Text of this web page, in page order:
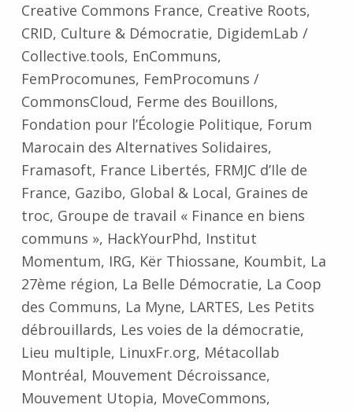
Creative Commons France, Creative Roots,
CRID, Culture & Démocratie, DigidemLab /
Collective.tools, EnCommuns,
FemProcomunes, FemProcomuns /
CommonsCloud, Ferme des Bouillons,
Fondation pour l’Écologie Politique, Forum
Marocain des Alternatives Solidaires,
Framasoft, France Libertés, FRMJC d’Ile de
France, Gazibo, Global & Local, Graines de
troc, Groupe de travail « Finance en biens
communs », HackYourPhd, Institut
Momentum, IRG, Kër Thiossane, Koumbit, La
27ème région, La Belle Démocratie, La Coop
des Communs, La Myne, LARTES, Les Petits
débrouillards, Les voies de la démocratie,
Lieu multiple, LinuxFr.org, Métacollab
Montréal, Mouvement Décroissance,
Mouvement Utopia, MoveCommons,